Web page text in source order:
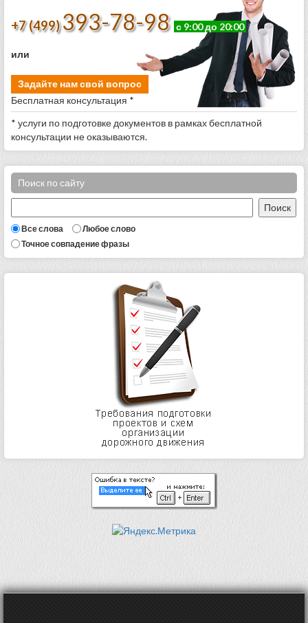
+7 (499) 393-78-98 с 9:00 до 20:00
или
Задайте нам свой вопрос
Бесплатная консультация *
* услуги по подготовке документов в рамках бесплатной
консультации не оказываются.
Поиск по сайту
Все слова
Любое слово
Точное совпадение фразы